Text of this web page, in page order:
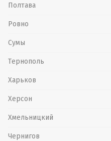
Полтава
Ровно
Сумы
Тернополь
Харьков
Херсон
Хмельницкий
Чернигов